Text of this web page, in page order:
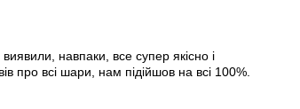
навпаки, все супер якісно і
про всі шари, нам підійшов на всі 100%.